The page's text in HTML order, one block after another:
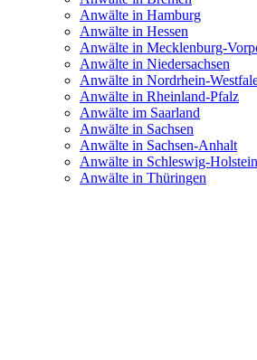
Anwälte in Hamburg
Anwälte in Hessen
Anwälte in Mecklenburg-
Anwälte in Niedersachsen
Anwälte in Nordrhein-
Anwälte in Rheinland-Pfalz
Anwälte im Saarland
Anwälte in Sachsen
Anwälte in Sachsen-Anhalt
Anwälte in Schleswig-Holstein
Anwälte in Thüringen